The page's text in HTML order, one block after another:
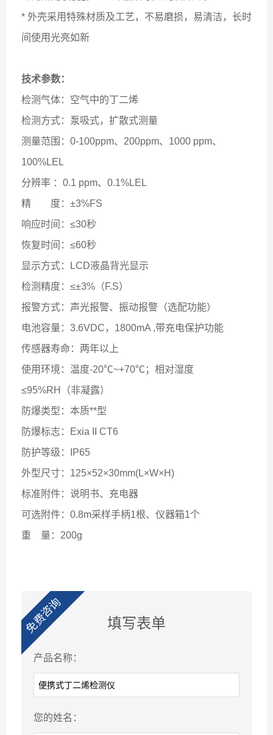
* 外壳采用特殊材质及工艺，不易磨损，易清洁，长时
间使用光亮如新
技术参数：
检测气体：空气中的丁二烯
检测方式：泵吸式，扩散式测量
测量范围：0-100ppm、200ppm、1000 ppm、
100%LEL
分辨率 ：0.1 ppm、0.1%LEL
精 度：±3%FS
响应时间：≤30秒
恢复时间：≤60秒
显示方式：LCD液晶背光显示
检测精度：≤±3%（F.S）
报警方式：声光报警、振动报警（选配功能）
电池容量：3.6VDC，1800mA ,带充电保护功能
传感器寿命：两年以上
使用环境：温度-20℃~+70℃；相对湿度
≤95%RH（非凝露）
防爆类型：本质**型
防爆标志：Exia II CT6
防护等级：IP65
外型尺寸：125×52×30mm(L×W×H)
标准附件：说明书、充电器
可选附件：0.8m采样手柄1根、仪器箱1个
重
量：200g
免费咨询 填写表单
产品名称：
您的姓名：